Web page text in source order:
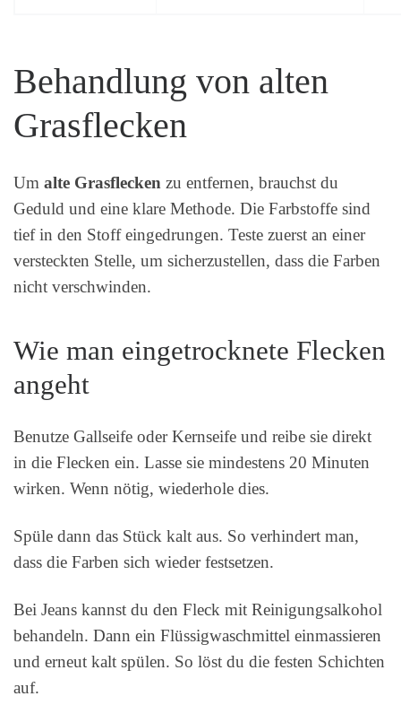
Behandlung von alten
Grasflecken
Um alte Grasflecken zu entfernen, brauchst du
Geduld und eine klare Methode. Die Farbstoffe sind
tief in den Stoff eingedrungen. Teste zuerst an einer
versteckten Stelle, um sicherzustellen, dass die Farben
nicht verschwinden.
Wie man eingetrocknete Flecken
angeht
Benutze Gallseife oder Kernseife und reibe sie direkt
in die Flecken ein. Lasse sie mindestens 20 Minuten
wirken. Wenn nötig, wiederhole dies.
Spüle dann das Stück kalt aus. So verhindert man,
dass die Farben sich wieder festsetzen.
Bei Jeans kannst du den Fleck mit Reinigungsalkohol
behandeln. Dann ein Flüssigwaschmittel einmassieren
und erneut kalt spülen. So löst du die festen Schichten
auf.